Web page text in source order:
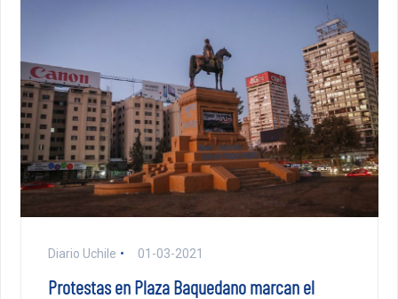
Diario Uchile 01-03-2021
Protestas en Plaza Baquedano marcan el